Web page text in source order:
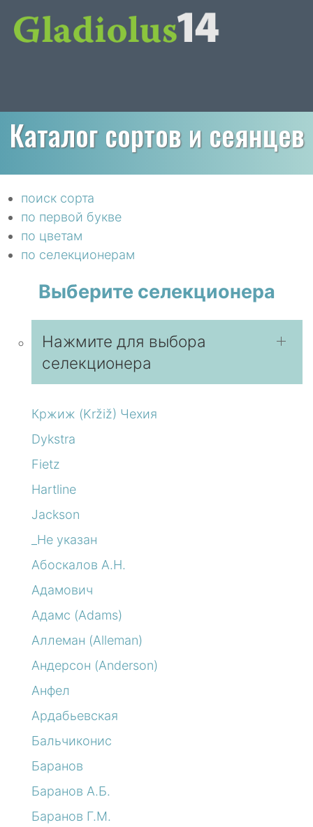
Каталог сортов и сеянцев
поиск сорта
по первой букве
по цветам
по селекционерам
Выберите селекционера
Нажмите для выбора
селекционера
Кржиж (Kržiž) Чехия
Dykstra
Fietz
Hartline
Jackson
_Не указан
Абоскалов А.Н.
Адамович
Адамс (Adams)
Аллеман (Alleman)
Андерсон (Anderson)
Анфел
Ардабьевская
Бальчиконис
Баранов
Баранов А.Б.
Баранов Г.М.